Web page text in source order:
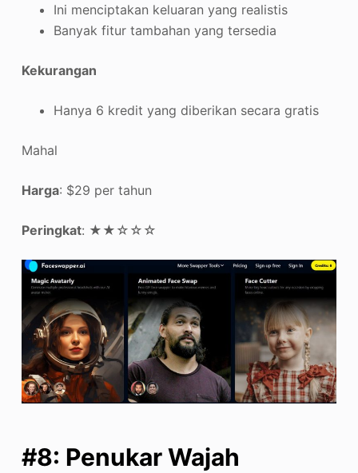
Ini menciptakan keluaran yang realistis
Banyak fitur tambahan yang tersedia
Kekurangan
Hanya 6 kredit yang diberikan secara gratis
Mahal
Harga: $29 per tahun
Peringkat: ★★☆☆☆
#8: Penukar Wajah